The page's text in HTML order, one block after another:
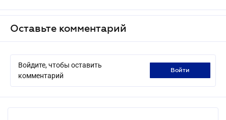
Оставьте комментарий
Войдите, чтобы оставить
комментарий
войти